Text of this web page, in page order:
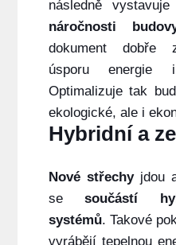
následně vystavuje
náročnosti
dokument dobře
úsporu energie
Optimalizuje tak
ekologické, ale i
Hybridní a
Nové střechyjdou
sesoučástí
systémů. Takové
vyrábějí tepelnou